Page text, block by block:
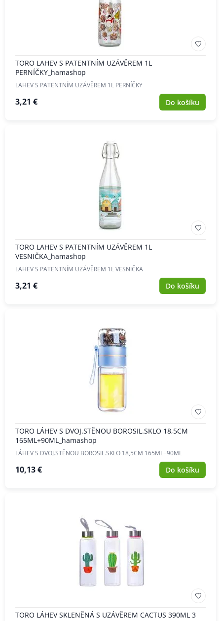
TORO LAHEV S PATENTNÍM UZÁVĚREM 1L
PERNÍČKY_hamashop
LAHEV S PATENTNÍM UZÁVĚREM 1L PERNÍČKY
3,21 € Do košíku
TORO LAHEV S PATENTNÍM UZÁVĚREM 1L
VESNIČKA_hamashop
LAHEV S PATENTNÍM UZÁVĚREM 1L VESNIČKA
3,21 € Do košíku
TORO LÁHEV S DVOJ.STĚNOU BOROSIL.SKLO 18,5CM
165ML+90ML_hamashop
LÁHEV S DVOJ.STĚNOU BOROSIL.SKLO 18,5CM 165ML+90ML
10,13 € Do košíku
TORO LÁHEV SKLENĚNÁ S UZÁVĚREM CACTUS 390ML 3